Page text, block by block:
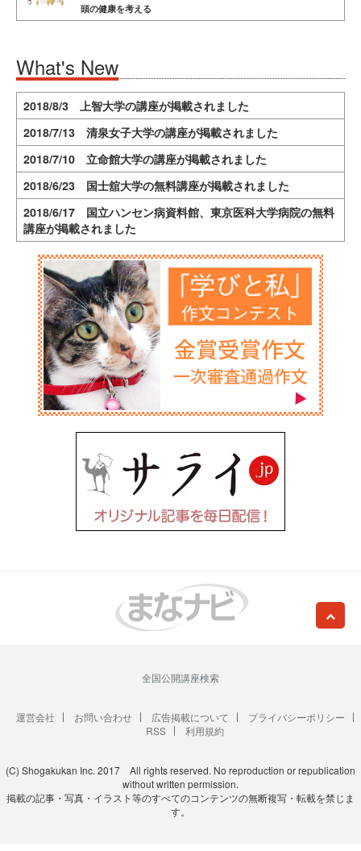
頭の健康を考える
What's New
2018/8/3 上智大学の講座が掲載されました
2018/7/13 清泉女子大学の講座が掲載されました
2018/7/10 立命館大学の講座が掲載されました
2018/6/23 国士舘大学の無料講座が掲載されました
2018/6/17 国立ハンセン病資料館、東京医科大学病院の無料
講座が掲載されました
全国公開講座検索
運営会社 お問い合わせ 広告掲載について
プライバシーポリシー
RSS
利用規約
(C) Shogakukan Inc. 2017 All rights reserved. No reproduction or republication
without written permission.
掲載の記事・写真・イラスト等のすべてのコンテンツの無断複写・転載を禁じま
す。